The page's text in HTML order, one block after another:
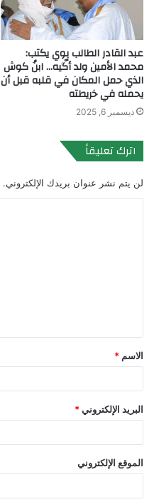
عبد القادر الطالب بوي يكتب:
محمد الأمين ولد أگّيه… ابنُ كوش
الذي حمل المكان في قلبه قبل أن
يحمله في خريطته
ديسمبر 6, 2025
اترك تعليقاً
لن يتم نشر عنوان بريدك الإلكتروني.
ق
*
الاسم *
البريد الإلكتروني *
الموقع الإلكتروني